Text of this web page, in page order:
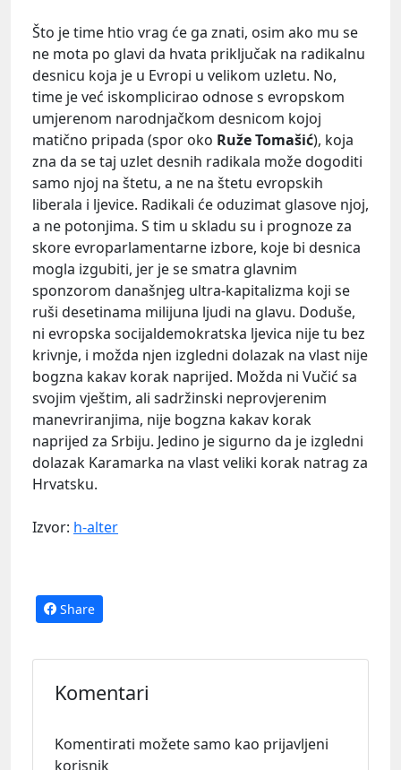
Što je time htio vrag će ga znati, osim ako mu se
ne mota po glavi da hvata priključak na radikalnu
desnicu koja je u Evropi u velikom uzletu. No,
time je već iskomplicirao odnose s evropskom
umjerenom narodnjačkom desnicom kojoj
matično pripada (spor oko Ruže Tomašić), koja
zna da se taj uzlet desnih radikala može dogoditi
samo njoj na štetu, a ne na štetu evropskih
liberala i ljevice. Radikali će oduzimat glasove njoj,
a ne potonjima. S tim u skladu su i prognoze za
skore evroparlamentarne izbore, koje bi desnica
mogla izgubiti, jer je se smatra glavnim
sponzorom današnjeg ultra-kapitalizma koji se
ruši desetinama milijuna ljudi na glavu. Doduše,
ni evropska socijaldemokratska ljevica nije tu bez
krivnje, i možda njen izgledni dolazak na vlast nije
bogzna kakav korak naprijed. Možda ni Vučić sa
svojim vještim, ali sadržinski neprovjerenim
manevriranjima, nije bogzna kakav korak
naprijed za Srbiju. Jedino je sigurno da je izgledni
dolazak Karamarka na vlast veliki korak natrag za
Hrvatsku.
Izvor: h-alter
Share
Komentari
Komentirati možete samo kao prijavljeni
korisnik